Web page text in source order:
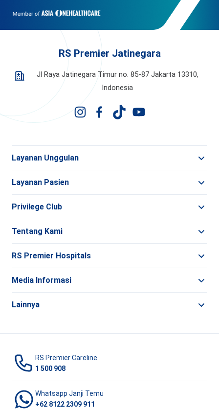
RS Premier Jatinegara
Jl Raya Jatinegara Timur no. 85-87 Jakarta 13310,
Indonesia
Layanan Unggulan
Layanan Pasien
Privilege Club
Tentang Kami
RS Premier Hospitals
Media Informasi
Lainnya
RS Premier Careline
1 500 908
Whatsapp Janji Temu
+62 8122 2309 911